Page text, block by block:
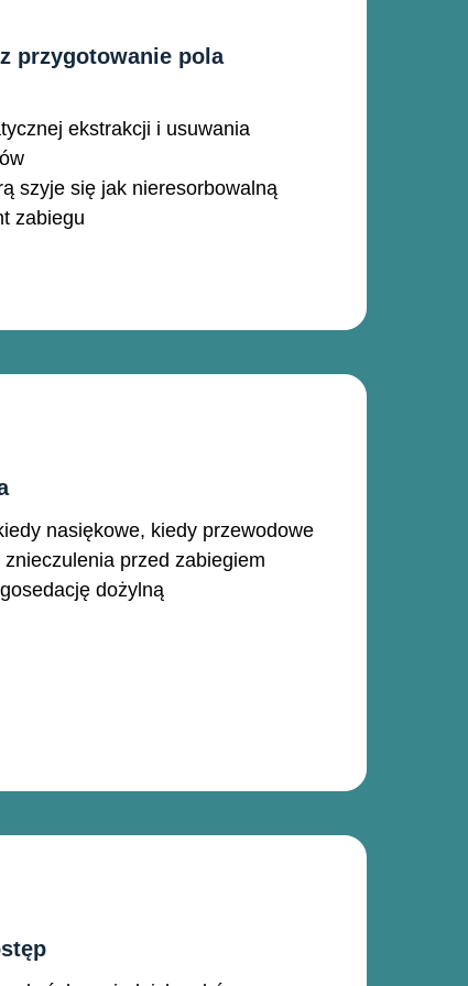
przygotowanie pola
ekstrakcji i usuwania
szyje się jak nieresorbowalną
zabiegu
nasiękowe, kiedy przewodowe
przed zabiegiem
dożylną